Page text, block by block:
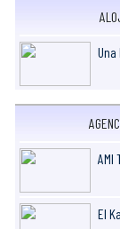
Una
AMI
El